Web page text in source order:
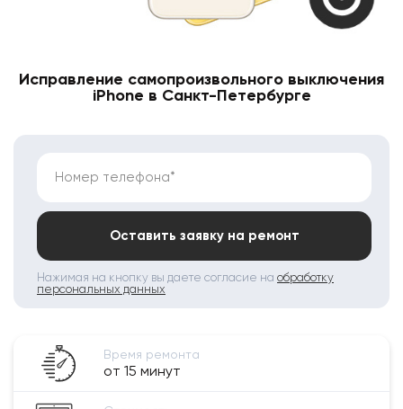
Исправление самопроизвольного выключения
iPhone в Санкт-Петербурге
Номер телефона*
Оставить заявку на ремонт
Нажимая на кнопку вы даете согласие на обработку
персональных данных
Время ремонта
от 15 минут